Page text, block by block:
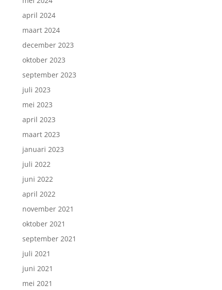
april 2024
maart 2024
december 2023
oktober 2023
september 2023
juli 2023
mei 2023
april 2023
maart 2023
januari 2023
juli 2022
juni 2022
april 2022
november 2021
oktober 2021
september 2021
juli 2021
juni 2021
mei 2021